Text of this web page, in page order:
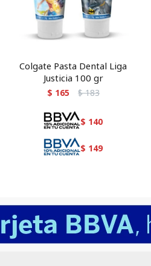
Colgate Pasta Dental Liga
Justicia 100 gr
$ 165 $ 183
$ 140
$ 149